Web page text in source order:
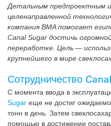
Детальным предпроектным
целенаправленной
компания BMA помогает
Canal Sugar достичь
переработке. Цель —
крупнейшего в мире
Сотрудничество
С момента ввода в
Sugar еще не достиг
тонн в день. Затем
помощью в достижении